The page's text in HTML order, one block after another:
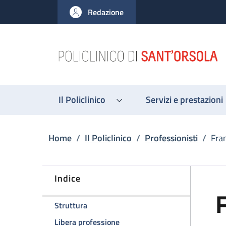
al contenuto principale
to footer content
Redazione
Il Policlinico Servizi e prestazioni
Briciole di pane
Home / Il Policlinico / Professionisti /
Indice
Strutturadella pagina Francesco Nicolino
Libera professionedella pagina Francesco